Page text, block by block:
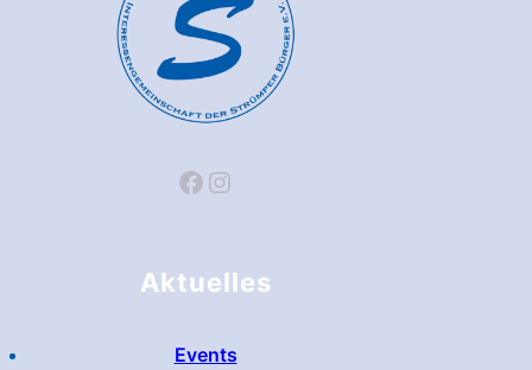
Facebook Instagram
Aktuelles
Events